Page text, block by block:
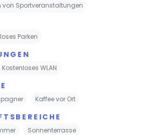
von Sportveranstaltungen
Parken
Kostenloses WLAN
Kaffee vor Ort
Sonnenterrasse